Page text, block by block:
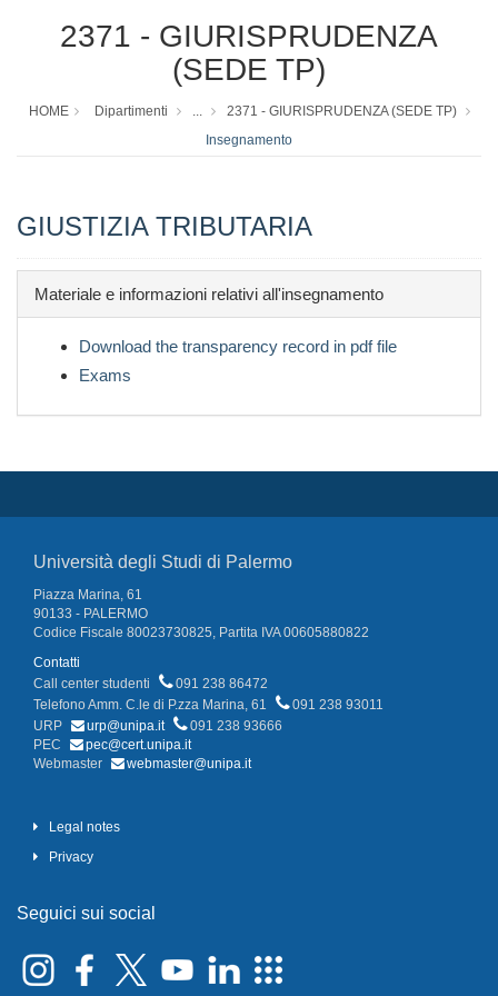
2371 - GIURISPRUDENZA
(SEDE TP)
HOME Dipartimenti ...
2371 - GIURISPRUDENZA (SEDE TP)
Insegnamento
GIUSTIZIA TRIBUTARIA
Materiale e informazioni relativi all'insegnamento
Download the transparency record in pdf file
Exams
Università degli Studi di Palermo
Piazza Marina, 61
90133 - PALERMO
Codice Fiscale 80023730825, Partita IVA 00605880822
Contatti
Call center studenti
091 238 86472
Telefono Amm. C.le di P.zza Marina, 61
091 238 93011
URP
urp@unipa.it
091 238 93666
PEC
pec@cert.unipa.it
Webmaster
webmaster@unipa.it
Legal notes
Privacy
Seguici sui social